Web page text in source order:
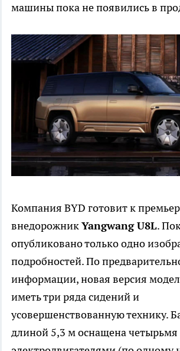
машины пока не появились в
Компания BYD готовит к
внедорожникYangwang U8L.
опубликовано только одно
подробностей. По
информации, новая версия
иметь три ряда сидений и
усовершенствованную технику.
длиной 5,3 м оснащена четырьмя